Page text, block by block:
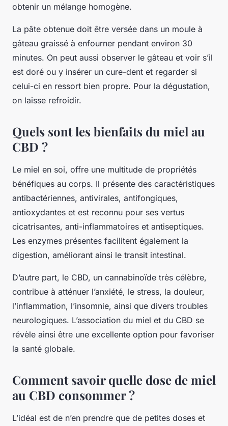
obtenir un mélange homogène.
La pâte obtenue doit être versée dans un moule à
gâteau graissé à enfourner pendant environ 30
minutes. On peut aussi observer le gâteau et voir s’il
est doré ou y insérer un cure-dent et regarder si
celui-ci en ressort bien propre. Pour la dégustation,
on laisse refroidir.
Quels sont les bienfaits du miel au
CBD ?
Le miel en soi, offre une multitude de propriétés
bénéfiques au corps. Il présente des caractéristiques
antibactériennes, antivirales, antifongiques,
antioxydantes et est reconnu pour ses vertus
cicatrisantes, anti-inflammatoires et antiseptiques.
Les enzymes présentes facilitent également la
digestion, améliorant ainsi le transit intestinal.
D’autre part, le CBD, un cannabinoïde très célèbre,
contribue à atténuer l’anxiété, le stress, la douleur,
l’inflammation, l’insomnie, ainsi que divers troubles
neurologiques. L’association du miel et du CBD se
révèle ainsi être une excellente option pour favoriser
la santé globale.
Comment savoir quelle dose de miel
au CBD consommer ?
L’idéal est de n’en prendre que de petites doses et